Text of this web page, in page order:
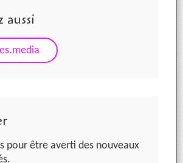
aussi
pour être averti des nouveaux